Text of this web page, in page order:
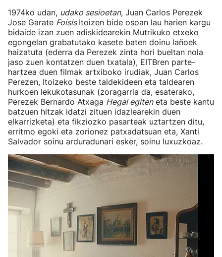
1974ko udan, udako sesioetan, Juan Carlos Perezek
Jose Garate Foisis Itoizen bide osoan lau harien kargu
bidaide izan zuen adiskidearekin Mutrikuko etxeko
egongelan grabatutako kasete baten doinu lañoek
haizatuta (ederra da Perezek zinta hori bueltan nola
jaso zuen kontatzen duen txatala), EITBren parte-
hartzea duen filmak artxiboko irudiak, Juan Carlos
Perezen, Itoizeko beste taldekideen eta taldearen
hurkoen lekukotasunak (zoragarria da, esaterako,
Perezek Bernardo Atxaga Hegal egiteneta beste kantu
batzuen hitzak idatzi zituen idazlearekin duen
elkarrizketa) eta fikziozko pasarteak uztartzen ditu,
erritmo egoki eta zorionez patxadatsuan eta, Xanti
Salvador soinu arduradunari esker, soinu luxuzkoaz.